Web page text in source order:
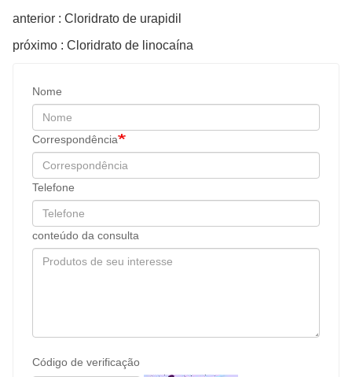
anterior : Cloridrato de urapidil
próximo : Cloridrato de linocaína
Nome
Correspondência
Telefone
conteúdo da consulta
Código de verificação